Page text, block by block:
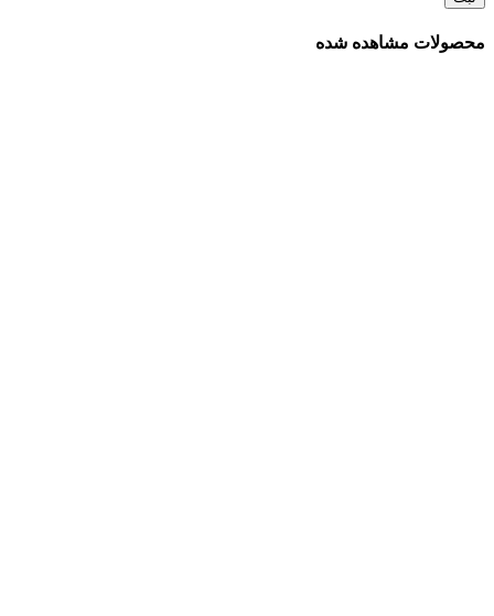
محصولات مشاهده شده